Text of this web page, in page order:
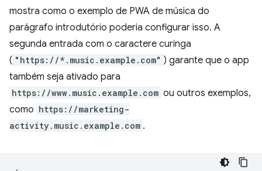
mostra como o exemplo de PWA de música do
parágrafo introdutório poderia configurar isso. A
segunda entrada com o caractere curinga
( "https://*.music.example.com" ) garante que o app
também seja ativado para
https://www.music.example.com ou outros exemplos,
como https://marketing-
activity.music.example.com .